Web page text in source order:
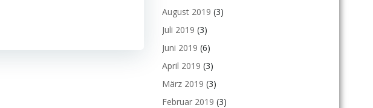
August 2019 (3)
Juli 2019 (3)
Juni 2019 (6)
April 2019 (3)
März 2019 (3)
Februar 2019 (3)